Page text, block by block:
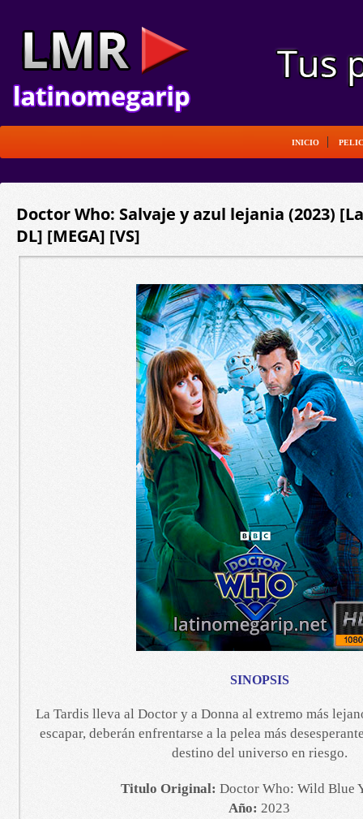
INICIO
Doctor Who: Salvaje y azul lejania (2023)
DL] [MEGA] [VS]
SINOPSIS
La Tardis lleva al Doctor y a Donna al extremo más
escapar, deberán enfrentarse a la pelea más
destino del universo en riesgo.
Titulo Original: Doctor Who: Wild Blue
Año: 2023